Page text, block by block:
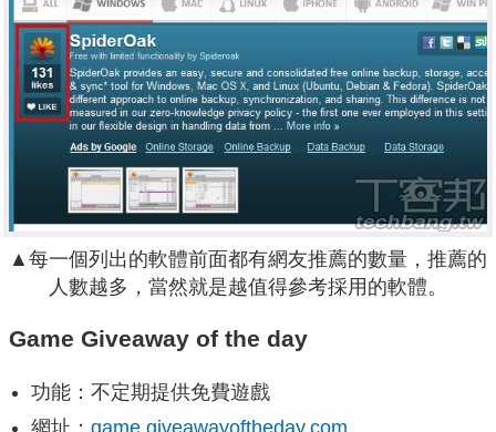
▲每一個列出的軟體前面都有網友推薦的數量，推薦的
人數越多，當然就是越值得參考採用的軟體。
Game Giveaway of the day
功能：不定期提供免費遊戲